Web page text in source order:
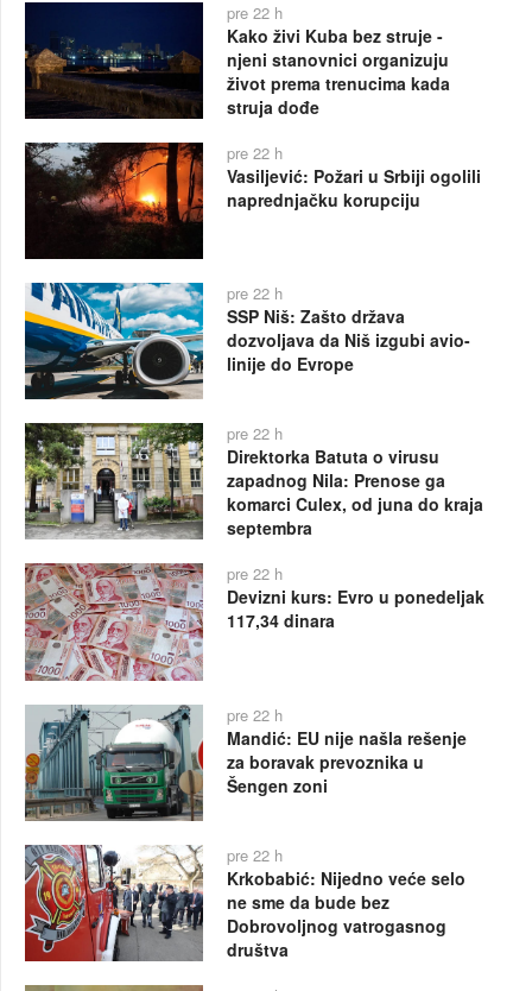
pre 22 h
Kako živi Kuba bez struje -
njeni stanovnici organizuju
život prema trenucima kada
struja dođe
pre 22 h
Vasiljević: Požari u Srbiji ogolili
naprednjačku korupciju
pre 22 h
SSP Niš: Zašto država
dozvoljava da Niš izgubi avio-
linije do Evrope
pre 22 h
Direktorka Batuta o virusu
zapadnog Nila: Prenose ga
komarci Culex, od juna do kraja
septembra
pre 22 h
Devizni kurs: Evro u ponedeljak
117,34 dinara
pre 22 h
Mandić: EU nije našla rešenje
za boravak prevoznika u
Šengen zoni
pre 22 h
Krkobabić: Nijedno veće selo
ne sme da bude bez
Dobrovoljnog vatrogasnog
društva